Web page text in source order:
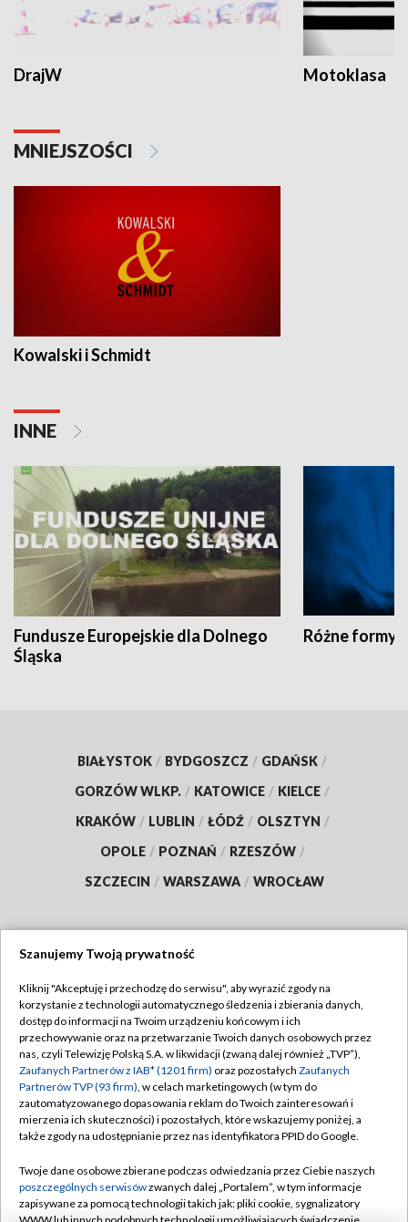
DrajW Motoklasa
MNIEJSZOŚCI
Kowalski i Schmidt
INNE
Fundusze Europejskie dla Dolnego
Śląska
Różne formy
BIAŁYSTOK / BYDGOSZCZ / GDAŃSK /
GORZÓW WLKP. / KATOWICE / KIELCE /
KRAKÓW / LUBLIN / ŁÓDŹ / OLSZTYN /
OPOLE / POZNAŃ / RZESZÓW /
SZCZECIN / WARSZAWA / WROCŁAW
TVP
Abonament TVP
Emisja w TVP
Centrum informacji TVP
Naziemna Telewizja Cyfrowa
Rada Programowa
System NOS
Regulamin TVP
Polityka prywatności
Moje zgody
Pomoc
Kontakt
Szanujemy Twoją prywatność
Kliknij "Akceptuję i przechodzę do serwisu", aby wyrazić zgody na
korzystanie z technologii automatycznego śledzenia i zbierania danych,
dostęp do informacji na Twoim urządzeniu końcowym i ich
przechowywanie oraz na przetwarzanie Twoich danych osobowych przez
nas, czyli Telewizję Polską S.A. w likwidacji (zwaną dalej również „TVP”),
Zaufanych Partnerów z IAB* (1201 firm) oraz pozostałych Zaufanych
Partnerów TVP (93 firm), w celach marketingowych (w tym do
zautomatyzowanego dopasowania reklam do Twoich zainteresowań i
mierzenia ich skuteczności) i pozostałych, które wskazujemy poniżej, a
także zgody na udostępnianie przez nas identyfikatora PPID do Google.
Twoje dane osobowe zbierane podczas odwiedzania przez Ciebie naszych
poszczególnych serwisówzwanych dalej „Portalem”, w tym informacje
zapisywane za pomocą technologii takich jak: pliki cookie, sygnalizatory